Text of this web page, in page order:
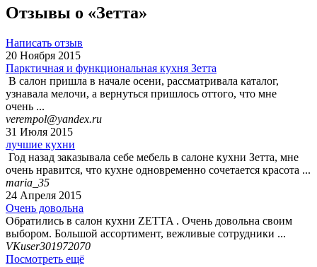
Отзывы о «Зетта»
Написать отзыв
20 Ноября 2015
Парктичная и функциональная кухня Зетта
В салон пришла в начале осени, рассматривала каталог,
узнавала мелочи, а вернуться пришлось оттого, что мне
очень ...
verempol@yandex.ru
31 Июля 2015
лучшие кухни
Год назад заказывала себе мебель в салоне кухни Зетта, мне
очень нравится, что кухне одновременно сочетается красота ...
maria_35
24 Апреля 2015
Очень довольна
Обратились в салон кухни ZETTA . Очень довольна своим
выбором. Большой ассортимент, вежливые сотрудники ...
VKuser301972070
Посмотреть ещё